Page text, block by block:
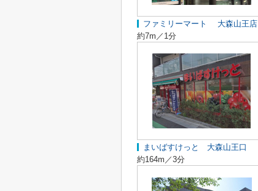
ファミリーマート 大森山王店
約7m／1分
まいばすけっと 大森山王口
約164m／3分